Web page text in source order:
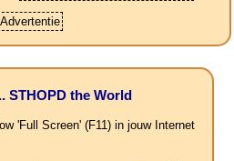
Advertentie
STHOPD the World
'Full Screen' (F11) in jouw Internet